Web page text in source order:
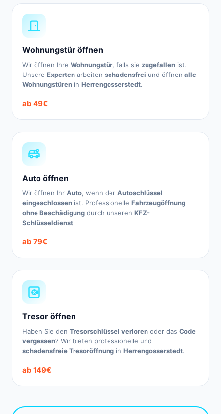
Wohnungstür öffnen
Wir öffnen Ihre Wohnungstür, falls sie zugefallen ist.
Unsere Experten arbeiten schadensfrei und öffnen alle
Wohnungstüren in Herrengosserstedt.
ab 49€
Auto öffnen
Wir öffnen Ihr Auto, wenn der Autoschlüssel
eingeschlossen ist. Professionelle Fahrzeugöffnung
ohne Beschädigung durch unseren KFZ-
Schlüsseldienst.
ab 79€
Tresor öffnen
Haben Sie den Tresorschlüssel verloren oder das Code
vergessen? Wir bieten professionelle und
schadensfreie Tresoröffnung in Herrengosserstedt.
ab 149€